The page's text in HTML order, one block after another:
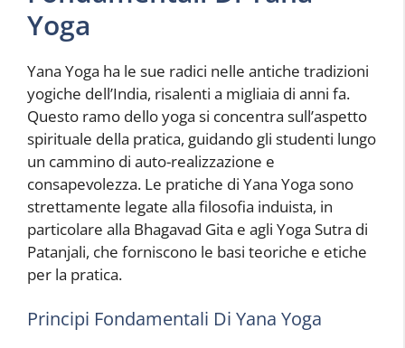
Yoga
Yana Yoga ha le sue radici nelle antiche tradizioni
yogiche dell’India, risalenti a migliaia di anni fa.
Questo ramo dello yoga si concentra sull’aspetto
spirituale della pratica, guidando gli studenti lungo
un cammino di auto-realizzazione e
consapevolezza. Le pratiche di Yana Yoga sono
strettamente legate alla filosofia induista, in
particolare alla Bhagavad Gita e agli Yoga Sutra di
Patanjali, che forniscono le basi teoriche e etiche
per la pratica.
Principi Fondamentali Di Yana Yoga